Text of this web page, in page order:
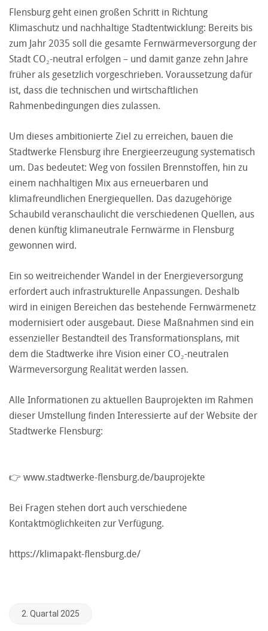
Flensburg geht einen großen Schritt in Richtung
Klimaschutz und nachhaltige Stadtentwicklung: Bereits bis
zum Jahr 2035 soll die gesamte Fernwärmeversorgung der
Stadt CO₂-neutral erfolgen – und damit ganze zehn Jahre
früher als gesetzlich vorgeschrieben. Voraussetzung dafür
ist, dass die technischen und wirtschaftlichen
Rahmenbedingungen dies zulassen.
Um dieses ambitionierte Ziel zu erreichen, bauen die
Stadtwerke Flensburg ihre Energieerzeugung systematisch
um. Das bedeutet: Weg von fossilen Brennstoffen, hin zu
einem nachhaltigen Mix aus erneuerbaren und
klimafreundlichen Energiequellen. Das dazugehörige
Schaubild veranschaulicht die verschiedenen Quellen, aus
denen künftig klimaneutrale Fernwärme in Flensburg
gewonnen wird.
Ein so weitreichender Wandel in der Energieversorgung
erfordert auch infrastrukturelle Anpassungen. Deshalb
wird in einigen Bereichen das bestehende Fernwärmenetz
modernisiert oder ausgebaut. Diese Maßnahmen sind ein
essenzieller Bestandteil des Transformationsplans, mit
dem die Stadtwerke ihre Vision einer CO₂-neutralen
Wärmeversorgung Realität werden lassen.
Alle Informationen zu aktuellen Bauprojekten im Rahmen
dieser Umstellung finden Interessierte auf der Website der
Stadtwerke Flensburg:
👉 www.stadtwerke-flensburg.de/bauprojekte
Bei Fragen stehen dort auch verschiedene
Kontaktmöglichkeiten zur Verfügung.
https://klimapakt-flensburg.de/
2. Quartal 2025